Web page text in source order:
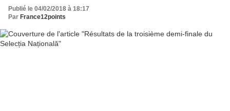
Publié le 04/02/2018 à 18:17
Par France12points